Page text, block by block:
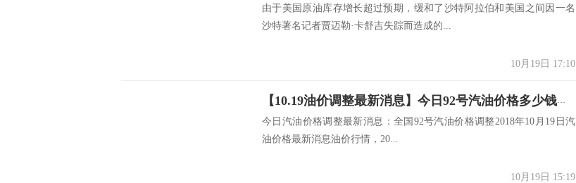
由于美国原油库存增长超过预期，缓和了沙特阿拉伯和美国之间因一名
沙特著名记者贾迈勒·卡舒吉失踪而造成的...
10月19日 17:10
【10.19油价调整最新消息】今日92号汽油价格多少钱一升？
今日汽油价格调整最新消息：全国92号汽油价格调整2018年10月19日汽
油价格最新消息油价行情，20...
10月19日 15:19